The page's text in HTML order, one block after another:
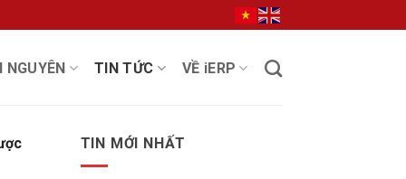
NGUYÊN TIN TỨC VỀ iERP
TIN MỚI NHẤT